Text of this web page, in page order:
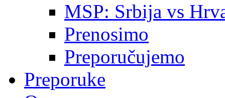
MSP: Srbija vs
Prenosimo
Preporučujemo
Preporuke